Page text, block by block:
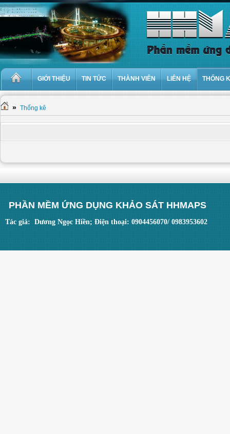
GIỚI THIỆU TIN TỨC THÀNH VIÊN LIÊN HỆ THỐNG
» Thống kê
PHẦN MỀM ỨNG DỤNG KHẢO SÁT HHMAPS
Tác giả: Dương Ngọc Hiền; Điện thoại: 0904456070/ 0983953602